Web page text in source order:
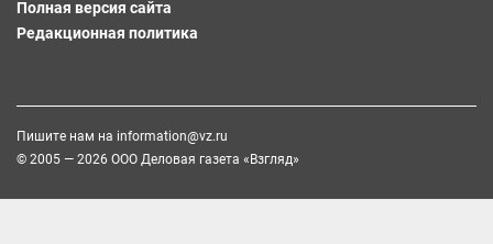
Полная версия сайта
Редакционная политика
Пишите нам на information@vz.ru
© 2005 — 2026 ООО Деловая газета «Взгляд»